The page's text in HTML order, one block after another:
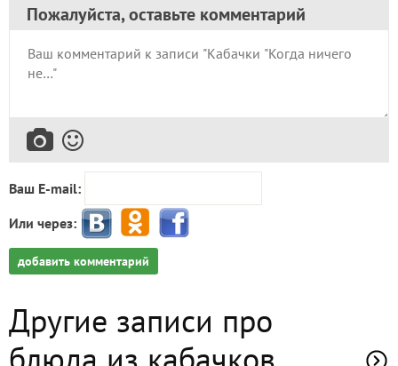
Пожалуйста, оставьте комментарий
Ваш E-mail:
Или через:
добавить комментарий
Другие записи про